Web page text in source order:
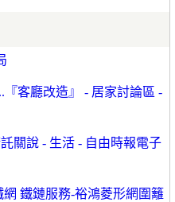
客廳改造』 - 居家討論區 -
關說 - 生活 - 自由時報電子
鐵鏈服務-裕鴻菱形網圍籬